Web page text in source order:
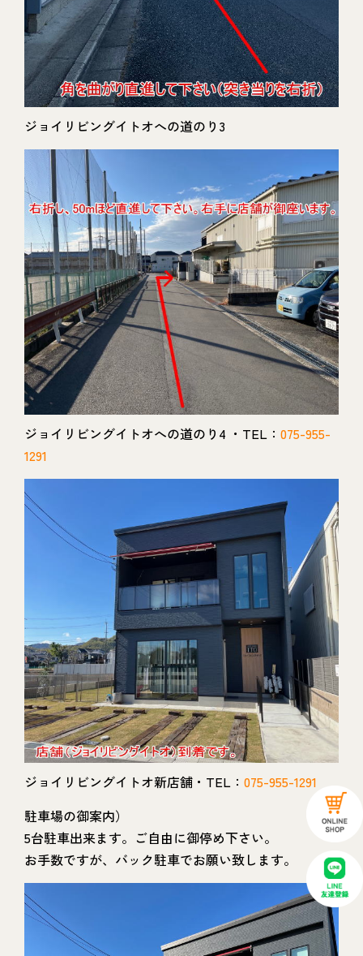
ジョイリビングイトオへの道のり3
ジョイリビングイトオへの道のり4 ・TEL： 075-955-
1291
ジョイリビングイトオ新店舗・TEL： 075-955-1291
駐車場の御案内）
5台駐車出来ます。ご自由に御停め下さい。
お手数ですが、バック駐車でお願い致します。